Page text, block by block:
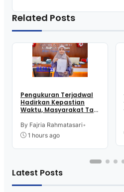
Related Posts
BERITA
Pengukuran Terjadwal
Hadirkan Kepastian
Waktu, Masyarakat Tak
Layanan Pertanahan
By Fajria Rahmatasari•
1 hours ago
Latest Posts